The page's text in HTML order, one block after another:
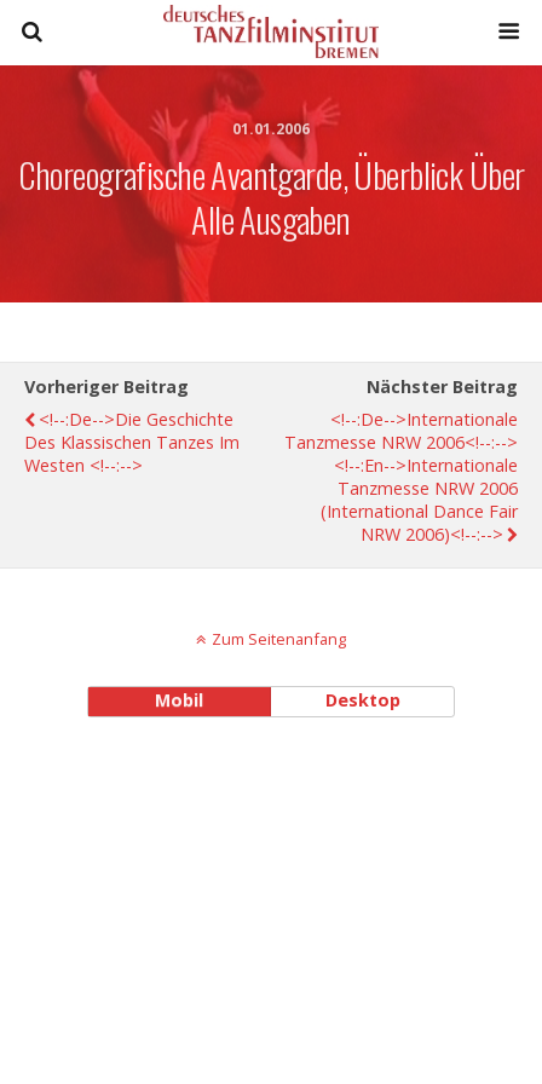
01.01.2006
Choreografische Avantgarde, Überblick Über
Alle Ausgaben
Vorheriger Beitrag
<!--:de-->Die Geschichte
Des Klassischen Tanzes Im
Westen <!--:-->
Nächster Beitrag
<!--:de-->Internationale
Tanzmesse NRW 2006<!--:-->
<!--:en-->Internationale
Tanzmesse NRW 2006
(International Dance Fair
NRW 2006)<!--:-->
Zum Seitenanfang
Mobil Desktop